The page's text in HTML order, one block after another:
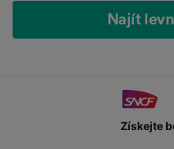
Najít
Získejte